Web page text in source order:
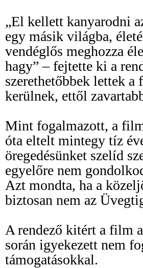
„El kellett kanyarodni
egy másik világba,
vendéglős meghozza
hagy” – fejtette ki a
szerethetőbbek lettek
kerülnek, ettől
Mint fogalmazott, a
óta eltelt mintegy tíz
öregedésünket szelíd
egyelőre nem
Azt mondta, ha a
biztosan nem az
A rendező kitért a film
során igyekezett nem
támogatásokkal.